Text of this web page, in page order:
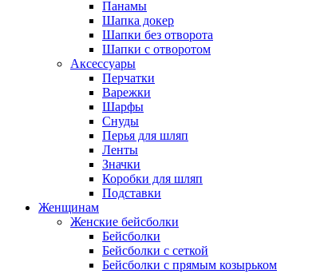
Панамы
Шапка докер
Шапки без отворота
Шапки с отворотом
Аксессуары
Перчатки
Варежки
Шарфы
Снуды
Перья для шляп
Ленты
Значки
Коробки для шляп
Подставки
Женщинам
Женские бейсболки
Бейсболки
Бейсболки с сеткой
Бейсболки с прямым козырьком